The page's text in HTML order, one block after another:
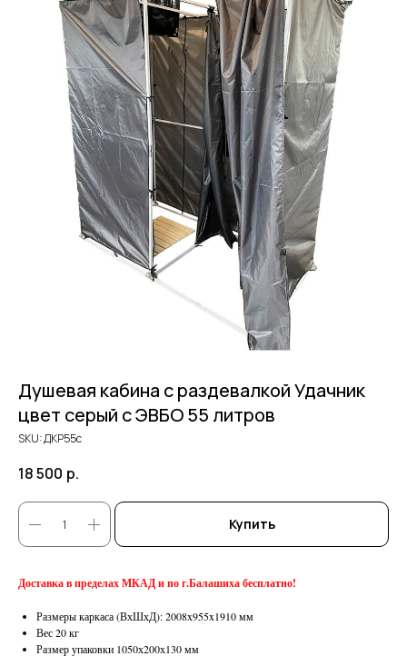
Душевая кабина с раздевалкой Удачник
цвет серый с ЭВБО 55 литров
SKU:ДКР55с
18 500 р.
Купить
Доставка в пределах МКАД и по г.Балашиха бесплатно!
Размеры каркаса (ВхШхД): 2008x955x1910 мм
Вес 20 кг
Размер упаковки 1050х200х130 мм